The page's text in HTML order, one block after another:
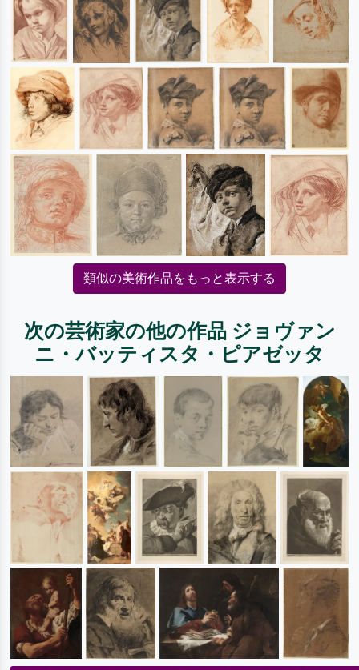
類似の美術作品をもっと表示する
次の芸術家の他の作品 ジョヴァン
ニ・バッティスタ・ピアゼッタ